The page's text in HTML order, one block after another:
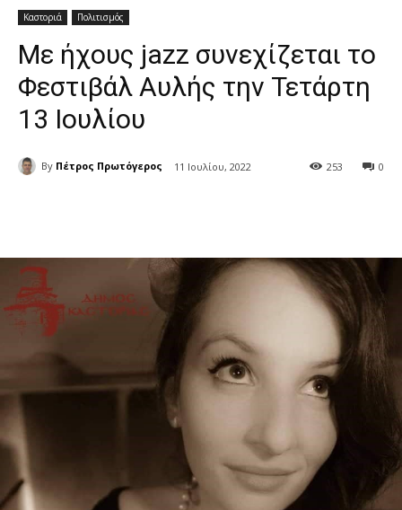
Καστοριά Πολιτισμός
Με ήχους jazz συνεχίζεται το
Φεστιβάλ Αυλής την Τετάρτη
13 Ιουλίου
By Πέτρος Πρωτόγερος 11 Ιουλίου, 2022 0
253